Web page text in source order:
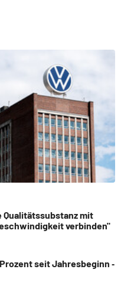
mit
verbinden"
seit Jahresbeginn ‑